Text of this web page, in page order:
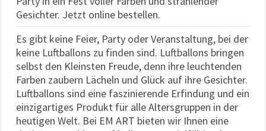
Gesichter. Jetzt online bestellen.
Es gibt keine Feier, Party oder Veranstaltung, bei der
keine Luftballons zu finden sind. Luftballons bringen
selbst den Kleinsten Freude, denn ihre leuchtenden
Farben zaubern Lächeln und Glück auf ihre Gesichter.
Luftballons sind eine faszinierende Erfindung und ein
einzigartiges Produkt für alle Altersgruppen in der
heutigen Welt. Bei EM ART bieten wir Ihnen eine